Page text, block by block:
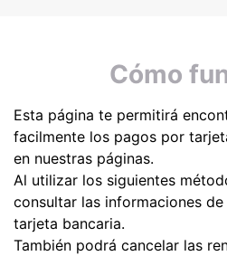
Cómo
Esta página te permitirá
facilmente los pagos por
en nuestras páginas.
Al utilizar los siguientes
consultar las informaciones
tarjeta bancaria.
También podrá cancelar las